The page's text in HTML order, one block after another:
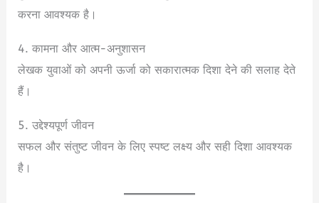
करना आवश्यक है।
4. कामना और आत्म-अनुशासन
लेखक युवाओं को अपनी ऊर्जा को सकारात्मक दिशा देने की सलाह देते
हैं।
5. उद्देश्यपूर्ण जीवन
सफल और संतुष्ट जीवन के लिए स्पष्ट लक्ष्य और सही दिशा आवश्यक
है।